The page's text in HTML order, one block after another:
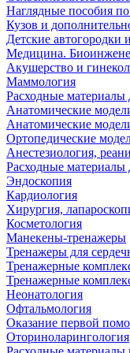
Наглядные пособия
Кузов и
Детские
Медицина.
Акушерство и
Маммология
Расходные материалы
Анатомические
Анатомические
Ортопедические
Анестезиология,
Расходные материалы
Эндоскопия
Кардиология
Хирургия,
Косметология
Манекены-тренажеры
Тренажеры для
Тренажерные
Тренажерные
Неонатология
Офтальмология
Оказание первой
Оториноларингология